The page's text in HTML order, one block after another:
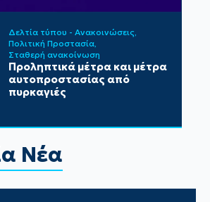
Δελτία τύπου - Ανακοινώσεις
Πολιτική Προστασία
Σταθερή ανακοίνωση
Προληπτικά μέτρα και μέτρα
αυτοπροστασίας από
πυρκαγιές
Νέα